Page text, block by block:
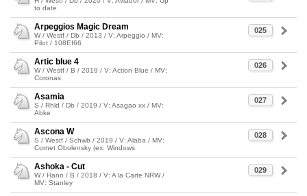
to date
025
Arpeggios Magic Dream
W / Westf / Db / 2013 / V: Arpeggio / MV:
Pilot / 108EI66
026
Artic blue 4
W / Westf / B / 2019 / V: Action Blue / MV:
Coronas
027
Asamia
S / Rhld / Db / 2019 / V: Asagao xx / MV:
Abke
028
Ascona W
S / Westf / Schwb / 2019 / V: Alaba / MV:
Cornet Obolensky (ex: Windows
029
Ashoka - Cut
W / Hann / B / 2018 / V: A la Carte NRW /
MV: Stanley